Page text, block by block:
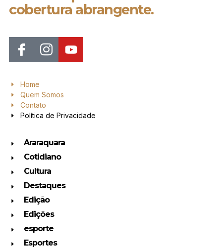
cobertura abrangente.
Home
Quem Somos
Contato
Política de Privacidade
Araraquara
Cotidiano
Cultura
Destaques
Edição
Edições
esporte
Esportes